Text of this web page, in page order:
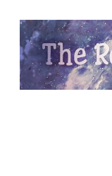
Skip
to
content
The